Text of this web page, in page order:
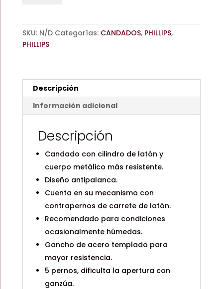
CORTO
Y
LARGO
SKU: N/D Categorías: CANDADOS, PHILLIPS,
PHILLIPS
Descripción
Información adicional
Descripción
Candado con cilindro de latón y
cuerpo metálico más resistente.
Diseño antipalanca.
Cuenta en su mecanismo con
contrapernos de carrete de latón.
Recomendado para condiciones
ocasionalmente húmedas.
Gancho de acero templado para
mayor resistencia.
5 pernos, dificulta la apertura con
ganzúa.